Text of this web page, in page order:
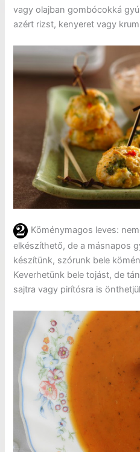
vagy olajban gombócokká
azért rizst, kenyeret vagy
Köménymagos leves:
elkészíthető, de a másnapos
készítünk, szórunk bele
Keverhetünk bele tojást, de
sajtra vagy pirítósra is